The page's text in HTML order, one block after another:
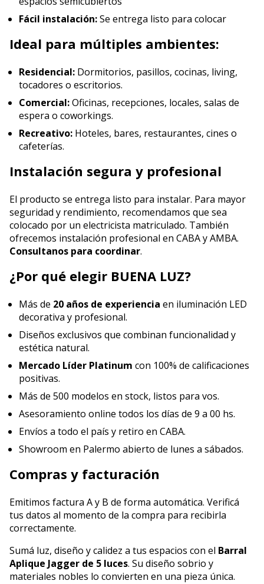
Fácil instalación:Se entrega listo para colocar
Ideal para múltiples ambientes:
Residencial: Dormitorios, pasillos, cocinas, living,
tocadores o escritorios.
Comercial:Oficinas, recepciones, locales, salas de
espera o coworkings.
Recreativo: Hoteles, bares, restaurantes, cines o
cafeterías.
Instalación segura y profesional
El producto se entrega listo para instalar. Para mayor
seguridad y rendimiento, recomendamos que sea
colocado por un electricista matriculado. También
ofrecemos instalación profesional en CABA y AMBA.
Consultanos para coordinar.
¿Por qué elegir BUENA LUZ?
Más de 20 años de experiencia en iluminación LED
decorativa y profesional.
Diseños exclusivos que combinan funcionalidad y
estética natural.
Mercado Líder Platinum con 100% de calificaciones
positivas.
Más de 500 modelos en stock, listos para vos.
Asesoramiento online todos los días de 9 a 00 hs.
Envíos a todo el país y retiro en CABA.
Showroom en Palermo abierto de lunes a sábados.
Compras y facturación
Emitimos factura A y B de forma automática. Verificá
tus datos al momento de la compra para recibirla
correctamente.
Sumá luz, diseño y calidez a tus espacios con el Barral
Aplique Jagger de 5 luces. Su diseño sobrio y
materiales nobles lo convierten en una pieza única.